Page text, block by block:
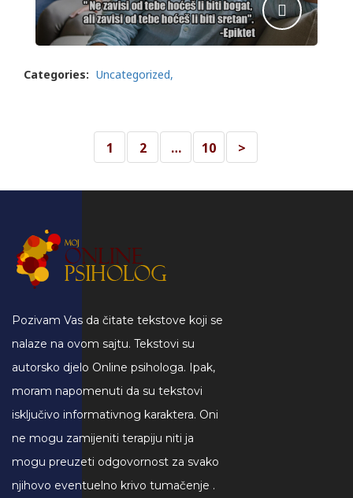
Categories: Uncategorized
1 2 … 10 >
Pozivam Vas da čitate tekstove koji se
nalaze na ovom sajtu. Tekstovi su
autorsko djelo Online psihologa. Ipak,
moram napomenuti da su tekstovi
isključivo informativnog karaktera. Oni
ne mogu zamijeniti terapiju niti ja
mogu preuzeti odgovornost za svako
njihovo eventuelno krivo tumačenje .